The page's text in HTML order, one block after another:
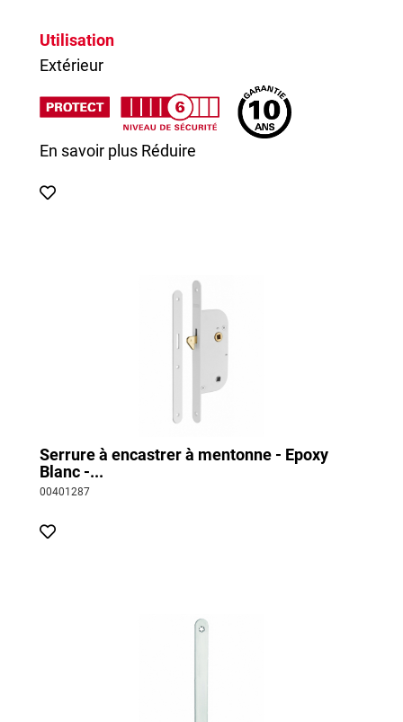
Utilisation
Extérieur
En savoir plus Réduire
Serrure à encastrer à mentonne - Epoxy
Blanc -...
00401287